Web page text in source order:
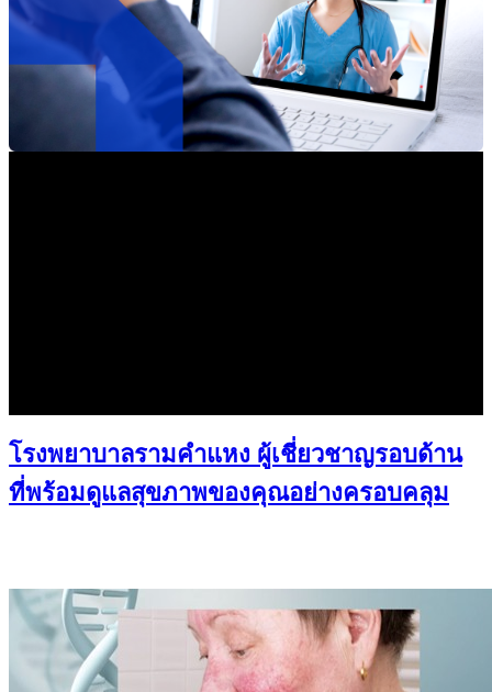
โรงพยาบาลรามคำแหง ผู้เชี่ยวชาญรอบด้าน
ที่พร้อมดูแลสุขภาพของคุณอย่างครอบคลุม